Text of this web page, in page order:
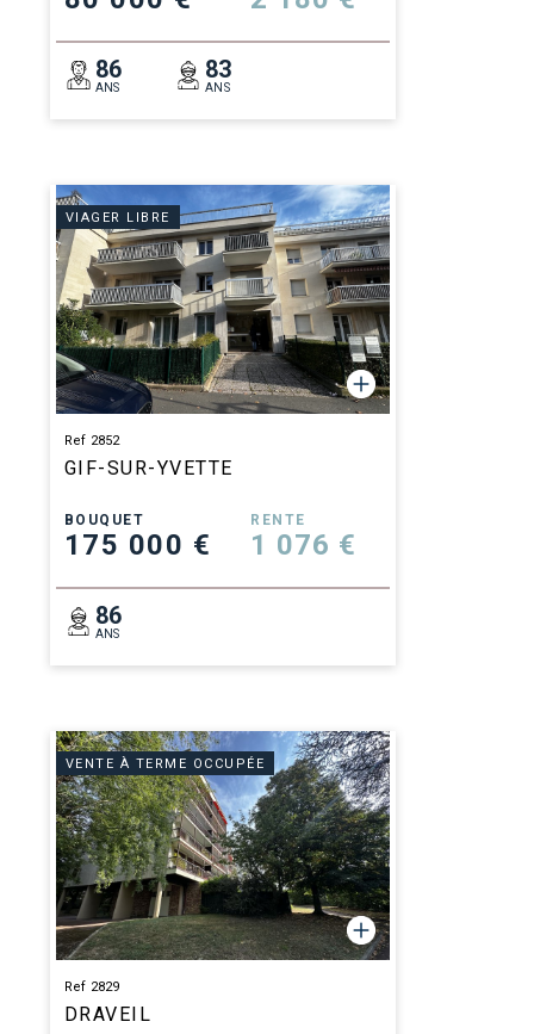
86
ANS
83
ANS
VIAGER LIBRE
Ref 2852
GIF-SUR-YVETTE
BOUQUET
175 000 €
RENTE
1 076 €
86
ANS
VENTE À TERME OCCUPÉE
Ref 2829
DRAVEIL